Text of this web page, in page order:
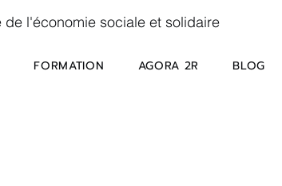
de l'économie sociale et solidaire
FORMATION AGORA 2R BLOG